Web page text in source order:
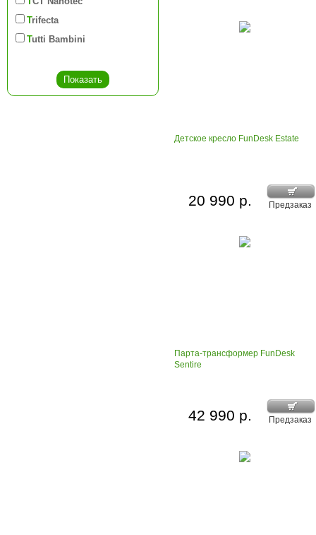
Trifecta
Tutti Bambini
Детское кресло FunDesk Estate
Предзаказ
20 990 р.
Парта-трансформер FunDesk
Sentire
Предзаказ
42 990 р.